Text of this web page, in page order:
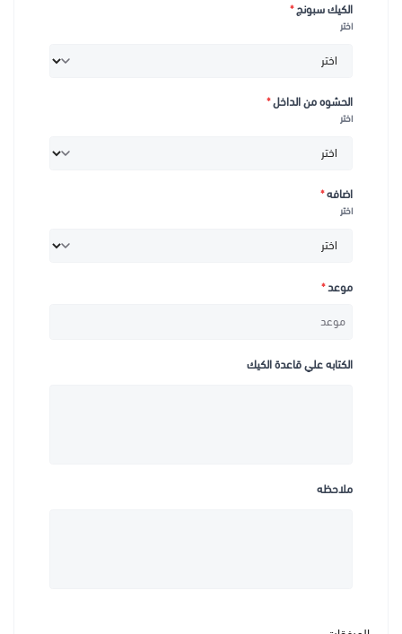
الكيك سبونج*
اختر
الحشوه من الداخل*
اختر
اضافه*
اختر
موعد*
الكتابه علي قاعدة الكيك
ملاحظه